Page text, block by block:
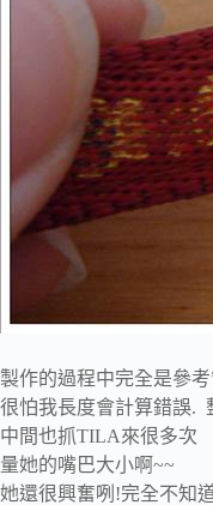
製作的過程中完全是參考
很怕我長度會計算錯誤.
中間也抓TILA來很多次
量她的嘴巴大小啊~~
她還很興奮咧!完全不知